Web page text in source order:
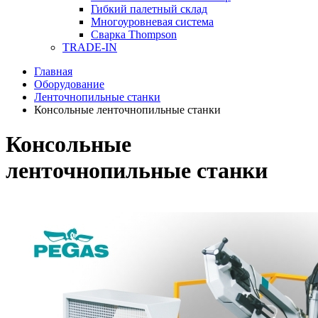
Гибкий палетный склад
Многоуровневая система
Сварка Thompson
TRADE-IN
Главная
Оборудование
Ленточнопильные станки
Консольные ленточнопильные станки
Консольные
ленточнопильные станки